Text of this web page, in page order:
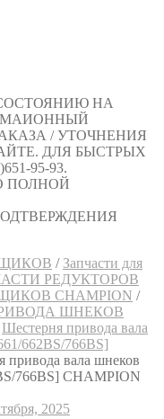
НА
/ УТОЧНЕНИЯ
ДЛЯ БЫСТРЫХ
95-93.
ПОЛНОЙ
/ Запчасти для
РЕДУКТОРОВ
CHAMPION /
ШНЕКОВ
Шестерня привода вала
662BS/766BS]
привода вала шнеков
766BS] CHAMPION
2025